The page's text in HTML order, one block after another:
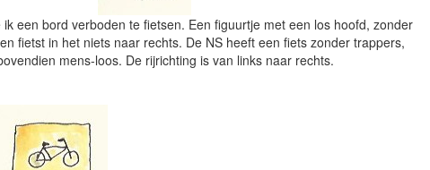
een bord verboden te fietsen. Een figuurtje met een los hoofd, zonder
fietst in het niets naar rechts. De NS heeft een fiets zonder trappers,
mens-loos. De rijrichting is van links naar rechts.